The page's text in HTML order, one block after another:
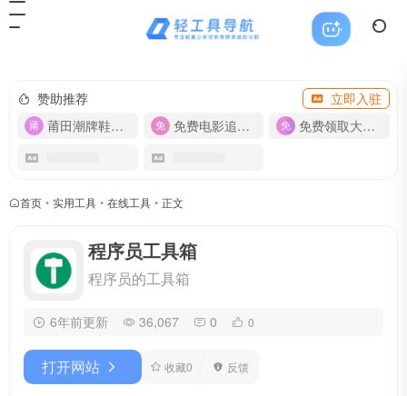
赞助推荐
立即入驻
莆田潮牌鞋服-货源
免费电影追剧APP 免费领取大流量卡【500G】
首页 • 实用工具 • 在线工具 • 正文
程序员工具箱
程序员的工具箱
6年前更新 36,067 0 0
打开网站 收藏0 反馈